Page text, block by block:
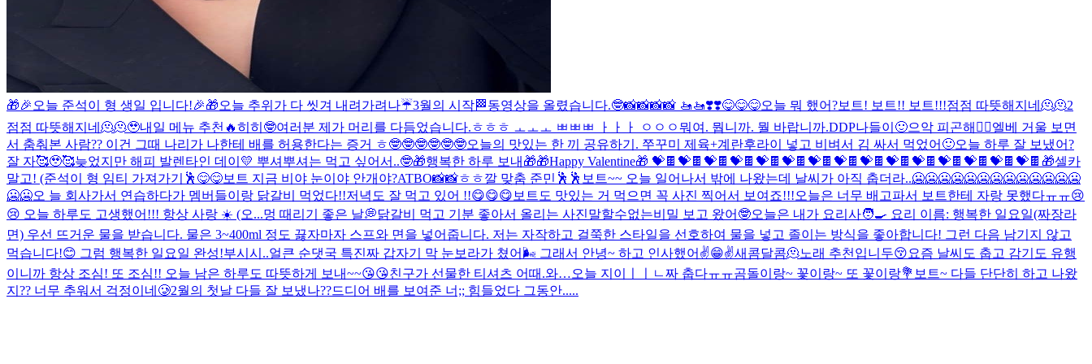
🎁🎉오늘 준석이 형 생일 입니다!🎉🎁오늘 추위가 다 씻겨 내려가려나☔️3월의 시작🏁동영상을 올렸습니다.🤓📸📸📸📸 🚤🚤❣️❣️😋😋😋오늘 뭐 했어?보트! 보트!! 보트!!!점점 따뜻해지네🫠🫠2
점점 따뜻해지네🫠🫠🥹내일 메뉴 추천🔥히히🤓여러분 제가 머리를 다듬었습니다.ㅎㅎㅎ ㅗㅗㅗ ㅃㅃㅃ ㅏㅏㅏ ㅇㅇㅇ뭐여. 뭡니까. 뭘 바랍니까.DDP나들이🙂으악 피곤해🤦‍♂️엘베 거울 보면
서 춤춰본 사람?? 이건 그때 나리가 나한테 배를 허용한다는 증거 ㅎ🤓🤓🤓🤓🤓🤓오늘의 맛있는 한 끼 공유하기. 쭈꾸미 제육+계란후라이 넣고 비벼서 김 싸서 먹었어🙂오늘 하루 잘 보냈어?
잘 자🥰🥹🥰늦었지만 해피 발렌타인 데이💛 뿌셔뿌셔는 먹고 싶어서..🤓🎁행복한 하루 보내🎁🎁Happy Valentine🎁 💝🍫💝🍫💝🍫💝🍫💝🍫💝🍫💝🍫💝🍫💝🍫💝🍫💝🍫💝🍫💝🍫💝🍫💝🍫 🎁셀카
말고! (준석이 형 임티 가져가기🕺 😋😋보트 지금 비야 눈이야 안개야?ATBO📸📸ㅎㅎ깔 맞춤 준민🕺🕺 보트~~ 오늘 일어나서 밖에 나왔는데 날씨가 아직 춥더라..🥶🥶🥶🥶🥶🥶🥶🥶🥶🥶🥶🥶🥶
🥶🥶오 늘 회사가서 연습하다가 멤버들이랑 닭갈비 먹었다!!저녁도 잘 먹고 있어 !!😋😋😋보트도 맛있는 거 먹으면 꼭 사진 찍어서 보여죠!!!오늘은 너무 배고파서 보트한테 자랑 못했다ㅠㅠ😢
😢 오늘 하루도 고생했어!!! 항상 사랑 ☀️ (오...멍 때리기 좋은 날💭닭갈비 먹고 기분 좋아서 올리는 사진말할수없는비밀 보고 왔어🤓오늘은 내가 요리사🧑‍🍳 요리 이름: 행복한 일요일(짜장라
면) 우선 뜨거운 물을 받습니다. 물은 3~400ml 정도 끓자마자 스프와 면을 넣어줍니다. 저는 자작하고 걸쭉한 스타일을 선호하여 물을 넣고 졸이는 방식을 좋아합니다! 그런 다음 남기지 않고
먹습니다!😊 그럼 행복한 일요일 완성!부시시..얼큰 순댓국 특진짜 갑자기 막 눈보라가 쳤어🌬️ 그래서 안녕~ 하고 인사했어✌️😁✌️새콤달콤🫠노래 추천입니두😚요즘 날씨도 춥고 감기도 유행
이니까 항상 조심! 또 조심!! 오늘 남은 하루도 따뜻하게 보내~~😘😘친구가 선물한 티셔츠 어때.와…오늘 지이ㅣㅣㄴ짜 춥다ㅠㅠ곰돌이랑~ 꽃이랑~ 또 꽃이랑💐 보트~ 다들 단단히 하고 나왔
지?? 너무 추워서 걱정이네🥲2월의 첫날 다들 잘 보냈나??드디어 배를 보여준 너;; 힘들었다 그동안.....